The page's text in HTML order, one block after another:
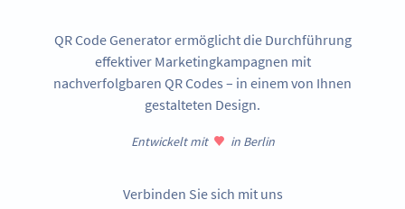
QR Code Generator ermöglicht die Durchführung
effektiver Marketingkampagnen mit
nachverfolgbaren QR Codes – in einem von Ihnen
gestalteten Design.
Entwickelt mit in Berlin
Verbinden Sie sich mit uns